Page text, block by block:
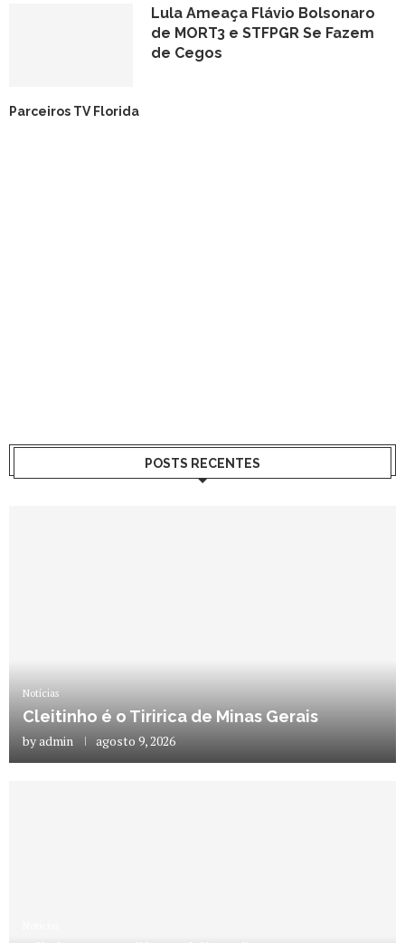
Lula Ameaça Flávio Bolsonaro
de MORT3 e STFPGR Se Fazem
de Cegos
Parceiros TV Florida
POSTS RECENTES
Notícias
Cleitinho é o Tiririca de Minas Gerais
byadmin agosto 9, 2026